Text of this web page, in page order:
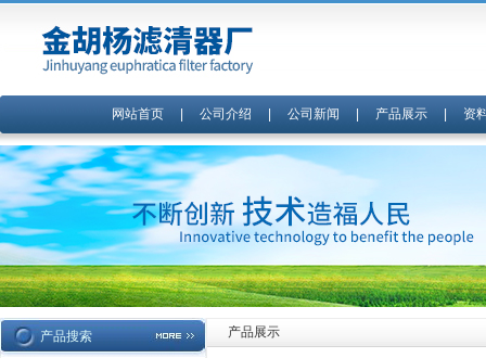
网站首页| 公司介绍 公司新闻 产品展示| 资
产品搜索 产品展示